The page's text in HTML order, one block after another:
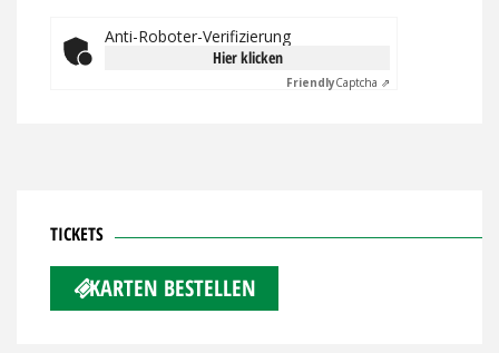
Anti-Roboter-Verifizierung
Hier klicken
FriendlyCaptcha ⇗
TICKETS
KARTEN BESTELLEN